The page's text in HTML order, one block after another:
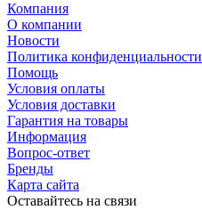
Компания
О компании
Новости
Политика конфиденциальности
Помощь
Условия оплаты
Условия доставки
Гарантия на товары
Информация
Вопрос-ответ
Бренды
Карта сайта
Оставайтесь на связи